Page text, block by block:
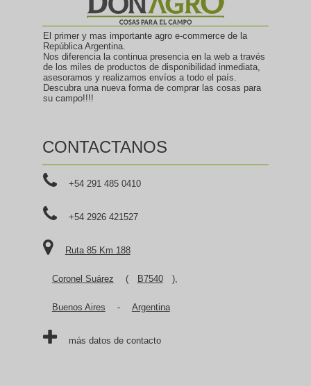
El primer y mas importante agro e-commerce de la
República Argentina.
Nos diferencia la continua presencia en la web a través
de los miles de productos de disponibilidad inmediata,
asesoramos y realizamos envíos a todo el país.
Descubra una nueva forma de comprar las cosas para
su campo!!!!
CONTACTANOS
+54 291 485 0410
+54 2926 421527
Ruta 85 Km 188
Coronel Suárez ( B7540 ),
Buenos Aires - Argentina
más datos de contacto